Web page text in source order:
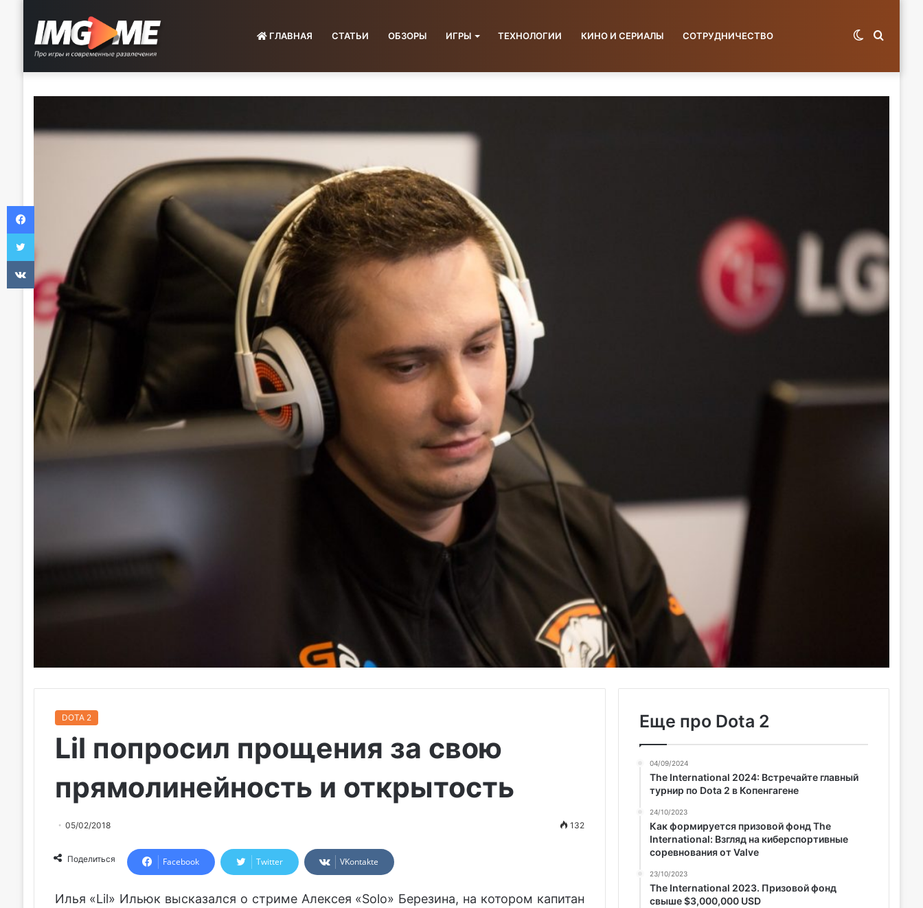
ГЛАВНАЯ СТАТЬИ ОБЗОРЫ ИГРЫ ТЕХНОЛОГИИ КИНО И СЕРИАЛЫ СОТРУДНИЧЕСТВО Switch
DOTA 2
Lil попросил прощения за свою
прямолинейность и открытость
05/02/2018 132
Поделиться Facebook Twitter VKontakte
Илья «Lil» Ильюк высказался о стриме Алексея «Solo» Березина, на котором капитан
Еще про Dota 2
04/09/2024
The International 2024: Встречайте главный
турнир по Dota 2 в Копенгагене
24/10/2023
Как формируется призовой фонд The
International: Взгляд на киберспортивные
соревнования от Valve
23/10/2023
The International 2023. Призовой фонд
свыше $3,000,000 USD
VKontakte